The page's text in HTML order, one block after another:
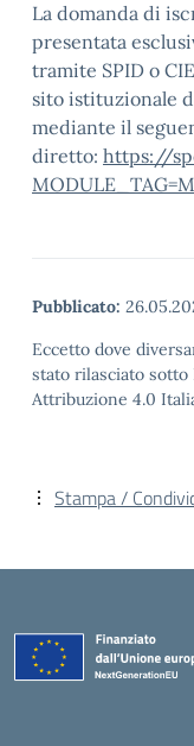
La domanda di
presentata
tramite SPID o
sito istituzionale
mediante il
diretto: https://
Pubblicato:
Eccetto dove
stato rilasciato sotto
Attribuzione 4.0
Stampa /